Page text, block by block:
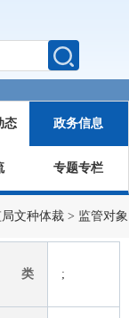
态 政务信息
专题专栏
文种体裁 > 监管对象
类 ;